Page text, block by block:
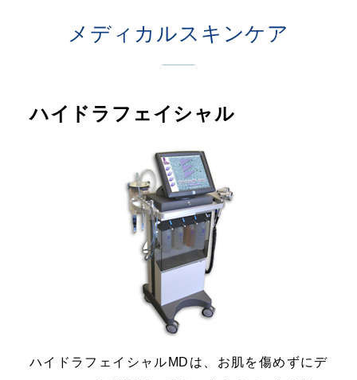
メディカルスキンケア
ハイドラフェイシャル
ハイドラフェイシャルMDは、お肌を傷めずにデ